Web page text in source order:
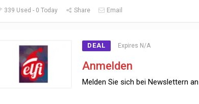
339 Used - 0 Today Share Email
DEAL Expires N/A
Anmelden
Melden Sie sich bei Newslettern an